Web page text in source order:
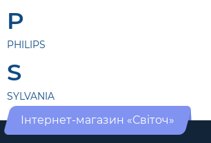
P
PHILIPS
S
SYLVANIA
Інтернет-магазин «Світоч»